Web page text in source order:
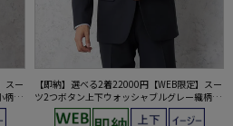
スー
柄3
【即納】選べる2着22000円【WEB限定】スー
ツ2つボタン上下ウォッシャブルグレー織柄無
地3シーズン対応